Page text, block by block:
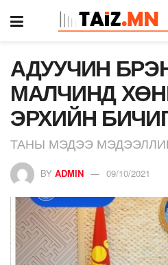
АДУУЧИН
МАЛЧИНД
ЭРХИЙН
ТАНЫ МЭДЭЭ
BY ADMIN 09/10/2021